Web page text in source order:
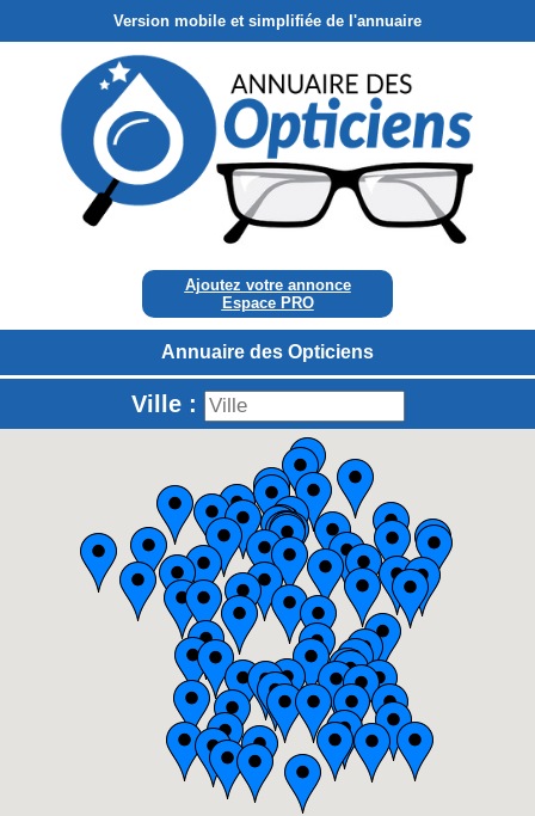
Version mobile et simplifiée de l'annuaire
Ajoutez votre annonce
Espace PRO
Annuaire des Opticiens
Ville :